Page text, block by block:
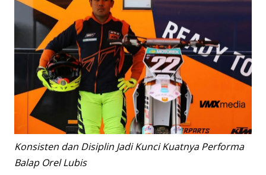
Konsisten dan Disiplin Jadi Kunci Kuatnya Performa
Balap Orel Lubis